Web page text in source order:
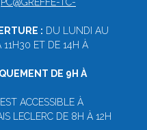
: DU LUNDI AU
11H30 ET DE 14H À
DE 9H À
EST ACCESSIBLE À
LECLERC DE 8H À 12H